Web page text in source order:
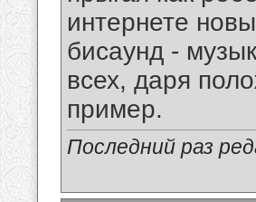
интернете
бисаунд -
всех, даря
пример.
Последний раз